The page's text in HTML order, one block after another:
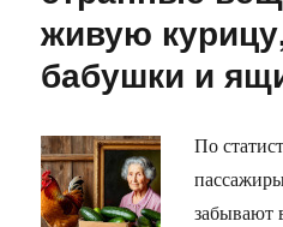
живую
бабушки и
По
забывают